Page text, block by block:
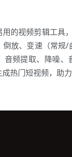
的视频剪辑工具
倒放、变速（常规
音频提取、降噪
热门短视频，助